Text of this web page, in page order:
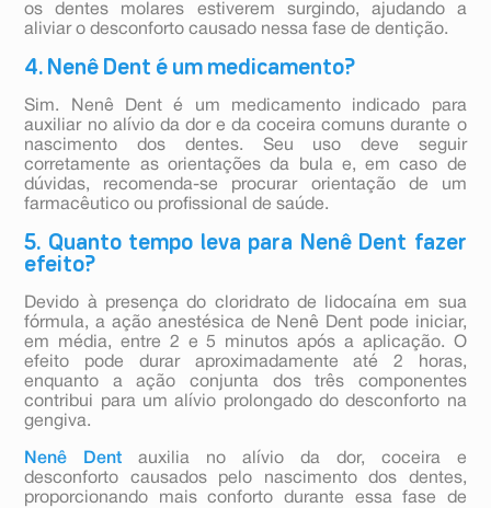
os dentes molares estiverem surgindo, ajudando a
aliviar o desconforto causado nessa fase de dentição.
4. Nenê Dent é um medicamento?
Sim. Nenê Dent é um medicamento indicado para
auxiliar no alívio da dor e da coceira comuns durante o
nascimento dos dentes. Seu uso deve seguir
corretamente as orientações da bula e, em caso de
dúvidas, recomenda-se procurar orientação de um
farmacêutico ou profissional de saúde.
5. Quanto tempo leva para Nenê Dent fazer
efeito?
Devido à presença do cloridrato de lidocaína em sua
fórmula, a ação anestésica de Nenê Dent pode iniciar,
em média, entre 2 e 5 minutos após a aplicação. O
efeito pode durar aproximadamente até 2 horas,
enquanto a ação conjunta dos três componentes
contribui para um alívio prolongado do desconforto na
gengiva.
Nenê Dent auxilia no alívio da dor, coceira e
desconforto causados pelo nascimento dos dentes,
proporcionando mais conforto durante essa fase de